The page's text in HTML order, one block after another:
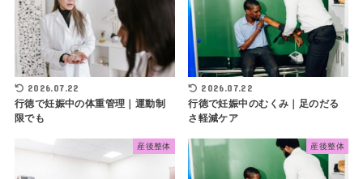
2026.07.22
行徳で妊娠中の体重管理｜運動制
限でも
2026.07.22
行徳で妊娠中のむくみ｜足のだる
さ軽減ケア
産後整体 産後整体